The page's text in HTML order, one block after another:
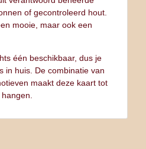
of gecontroleerd hout.
mooie, maar ook een
één beschikbaar, dus je
in huis. De combinatie van
maakt deze kaart tot